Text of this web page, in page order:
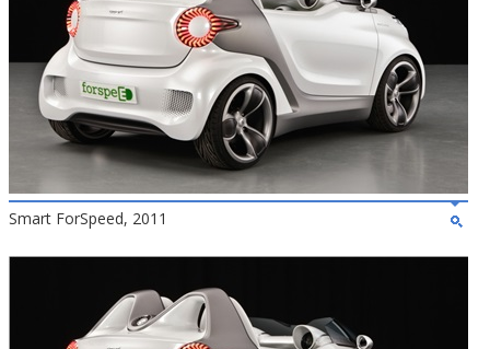
Smart ForSpeed, 2011